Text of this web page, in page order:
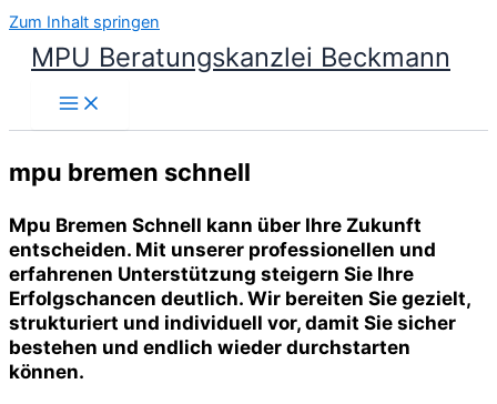
Zum Inhalt springen
MPU Beratungskanzlei Beckmann
mpu bremen schnell
Mpu Bremen Schnell kann über Ihre Zukunft
entscheiden. Mit unserer professionellen und
erfahrenen Unterstützung steigern Sie Ihre
Erfolgschancen deutlich. Wir bereiten Sie gezielt,
strukturiert und individuell vor, damit Sie sicher
bestehen und endlich wieder durchstarten
können.